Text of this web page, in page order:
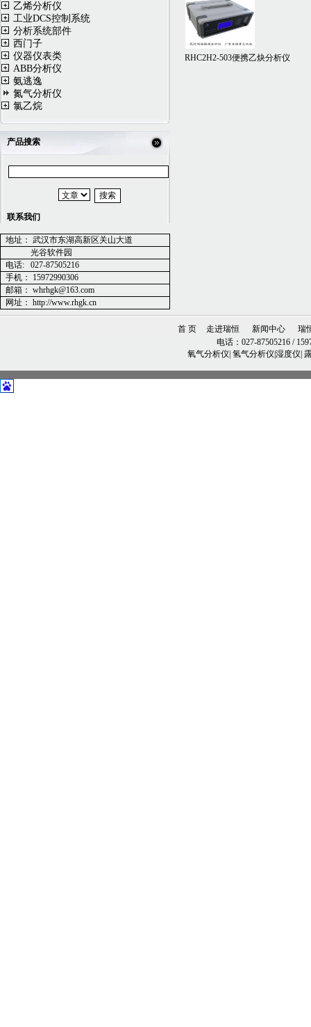
乙烯分析仪
工业DCS控制系统
分析系统部件
西门子
仪器仪表类
ABB分析仪
氨逃逸
氮气分析仪
氯乙烷
产品搜索
联系我们
地址： 武汉市东湖高新区关山大道
光谷软件园
电话:
027-87505216
手机：
15972990306
邮箱： whrhgk@163.com
网址： http://www.rhgk.cn
RHC2H2-503便携乙炔分析仪
首 页 走进瑞恒 新闻中心
瑞
电话：027-87505216 /
氧气分析仪| 氢气分析仪|湿度仪|